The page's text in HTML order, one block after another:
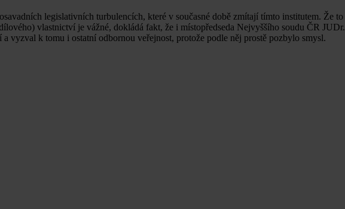
legislativních turbulencích, které v současné době zmítají tímto institutem. Že to
vlastnictví je vážné, dokládá fakt, že i místopředseda Nejvyššího soudu ČR JUDr.
vyzval k tomu i ostatní odbornou veřejnost, protože podle něj prostě pozbylo smysl.